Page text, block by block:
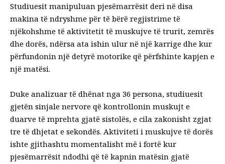
Studiuesit manipuluan pjesëmarrësit deri në disa
makina të ndryshme për të bërë regjistrime të
njëkohshme të aktivitetit të muskujve të trurit, zemrës
dhe dorës, ndërsa ata ishin ulur në një karrige dhe kur
përfundonin një detyrë motorike që përfshinte kapjen e
një matësi.
Duke analizuar të dhënat nga 36 persona, studiuesit
gjetën sinjale nervore që kontrollonin muskujt e
duarve të mprehta gjatë sistolës, e cila zakonisht zgjat
tre të dhjetat e sekondës. Aktiviteti i muskujve të dorës
ishte gjithashtu momentalisht më i fortë kur
pjesëmarrësit ndodhi që të kapnin matësin gjatë